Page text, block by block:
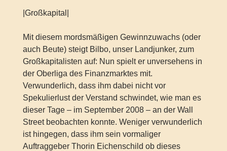
|Großkapital|
Mit diesem mordsmäßigen Gewinnzuwachs (oder
auch Beute) steigt Bilbo, unser Landjunker, zum
Großkapitalisten auf: Nun spielt er unversehens in
der Oberliga des Finanzmarktes mit.
Verwunderlich, dass ihm dabei nicht vor
Spekulierlust der Verstand schwindet, wie man es
dieser Tage – im September 2008 – an der Wall
Street beobachten konnte. Weniger verwunderlich
ist hingegen, dass ihm sein vormaliger
Auftraggeber Thorin Eichenschild ob dieses